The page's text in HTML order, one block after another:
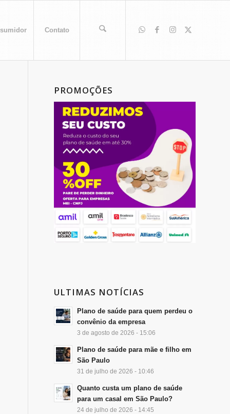
Contato
PROMOÇÕES
ULTIMAS NOTÍCIAS
Plano de saúde para quem perdeu o
convênio da empresa
3 de agosto de 2026 - 15:06
Plano de saúde para mãe e filho em
São Paulo
31 de julho de 2026 - 10:46
Quanto custa um plano de saúde
para um casal em São Paulo?
24 de julho de 2026 - 14:45